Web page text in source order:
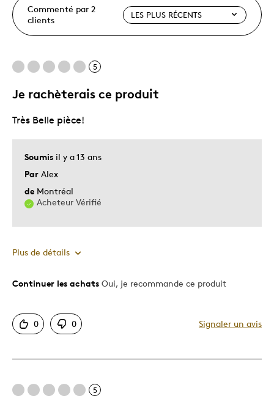
Commenté par 2
clients
5
Je rachèterais ce produit
Soumis il y a 13 ans
Par Alex
de Montréal
Acheteur Vérifié
Très Belle pièce!
Plus de détails
Le pour
Motif attrayant
Très bonne qualité
Continuer les achats Oui, je recommande ce produit
0 0 Signaler un avis
5